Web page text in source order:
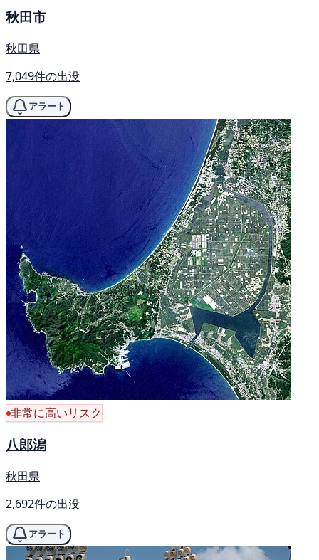
秋田市
秋田県
7,049件の出没
アラート
非常に高いリスク
八郎潟
秋田県
2,692件の出没
アラート